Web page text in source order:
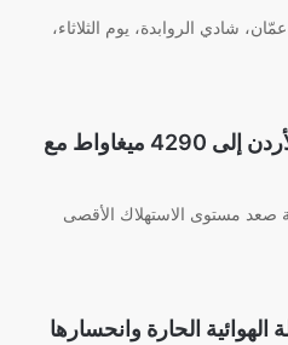
شادي الروابدة، يوم الثلاثاء،
ارتفاع أحمال الكهرباء في الأردن إلى 4290 ميغاواط مع
صعد مستوى الاستهلاك الأقصى
الهوائية الحارة وانحسارها